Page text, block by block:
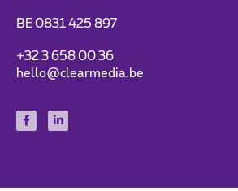
BE 0831 425 897
+32 3 658 00 36
hello@clearmedia.be